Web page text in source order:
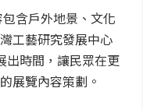
含戶外地景、文化
工藝研究發展中心
出時間，讓民眾在更
展覽內容策劃。